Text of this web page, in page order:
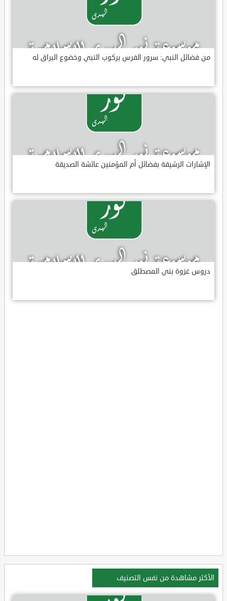
من فضائل النبي: سرور الفرس بركوب النبي وخضوع البراق له
الإشارات الرشيقة بفضائل أم المؤمنين عائشة الصديقة
دروس غزوة بني المصطلق
الأكثر مشاهدة من نفس التصنيف